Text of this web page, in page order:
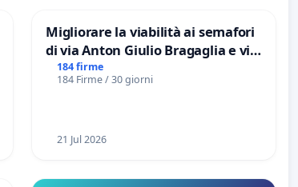
Migliorare la viabilità ai semafori
di via Anton Giulio Bragaglia e via
Tieri XV MUNICIPIO DI ROMA
184 firme
184 Firme / 30 giorni
21 Jul 2026